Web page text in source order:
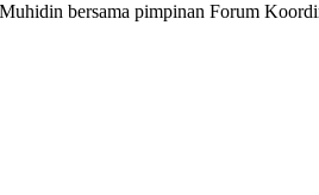
bersama pimpinan Forum